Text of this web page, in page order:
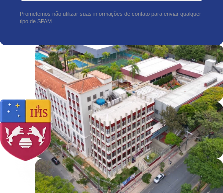
Prometemos não utilizar suas informações de contato para enviar qualquer
tipo de SPAM.